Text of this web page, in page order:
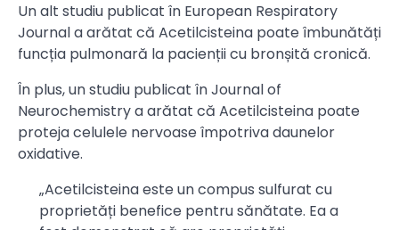
Un alt studiu publicat în European Respiratory
Journal a arătat că Acetilcisteina poate îmbunătăți
funcția pulmonară la pacienții cu bronșită cronică.
În plus, un studiu publicat în Journal of
Neurochemistry a arătat că Acetilcisteina poate
proteja celulele nervoase împotriva daunelor
oxidative.
„Acetilcisteina este un compus sulfurat cu
proprietăți benefice pentru sănătate. Ea a